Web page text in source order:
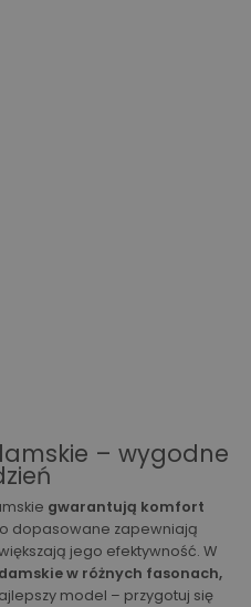
– wygodne
gwarantują komfort
dopasowane zapewniają
jego efektywność. W
w różnych fasonach,
model – przygotuj się